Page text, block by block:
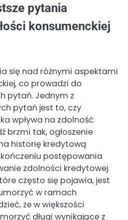
pytania
konsumenckiej
się nad różnymi aspektami
co prowadzi do
pytań. Jednym z
pytań jest to, czy
wpływa na zdolność
brzmi tak, ogłoszenie
historię kredytową
postępowania
zdolności kredytowej.
często się pojawia, jest
w ramach
że w większości
długi wynikające z